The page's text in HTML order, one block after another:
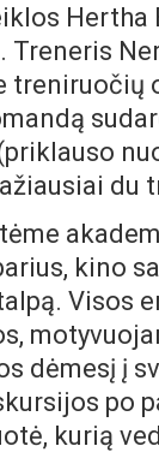
Hertha
Treneris
treniruočių
du
kino
Visos
dėmesį į
po
kurią